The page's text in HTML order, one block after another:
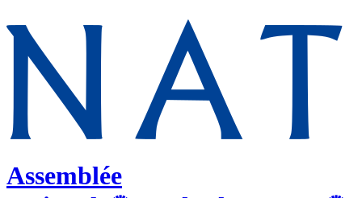
Assemblée